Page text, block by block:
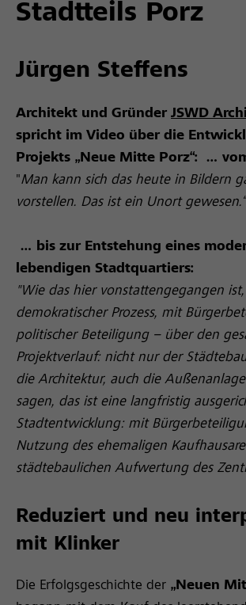
Stadtteils Porz
Jürgen Steffens
Architekt und Gründer JSWD
spricht im Video über die
Projekts „Neue Mitte Porz“:
…
"Man kann sich das heute in Bildern
vorstellen. Das ist ein Unort gewesen.“
… bis zur Entstehung eines
lebendigen Stadtquartiers:
"Wie das hier vonstattengegangen ist,
demokratischer Prozess, mit
politischer Beteiligung – über den
Projektverlauf: nicht nur der
die Architektur, auch die
sagen, das ist eine langfristig
Stadtentwicklung: mit
Nutzung des ehemaligen
städtebaulichen Aufwertung des
Reduziert und neu
mit Klinker
Die Erfolgsgeschichte der „Neuen